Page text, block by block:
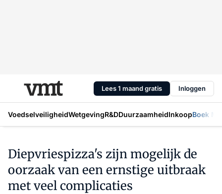
Lees 1 maand gratis Inloggen
VoedselveiligheidWetgevingR&DDuurzaamheidInkoopBoek
Diepvriespizza's zijn mogelijk de
oorzaak van een ernstige uitbraak
met veel complicaties